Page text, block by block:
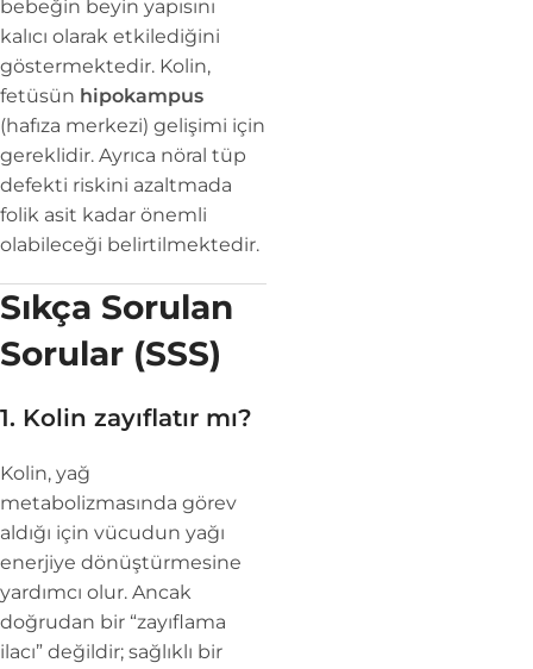
bebeğin beyin yapısını
kalıcı olarak etkilediğini
göstermektedir. Kolin,
fetüsün hipokampus
(hafıza merkezi) gelişimi için
gereklidir. Ayrıca nöral tüp
defekti riskini azaltmada
folik asit kadar önemli
olabileceği belirtilmektedir.
Sıkça Sorulan
Sorular (SSS)
1. Kolin zayıflatır mı?
Kolin, yağ
metabolizmasında görev
aldığı için vücudun yağı
enerjiye dönüştürmesine
yardımcı olur. Ancak
doğrudan bir “zayıflama
ilacı” değildir; sağlıklı bir